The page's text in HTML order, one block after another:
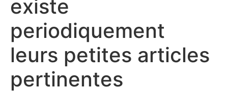
existe
periodiquement
leurs petites articles
pertinentes